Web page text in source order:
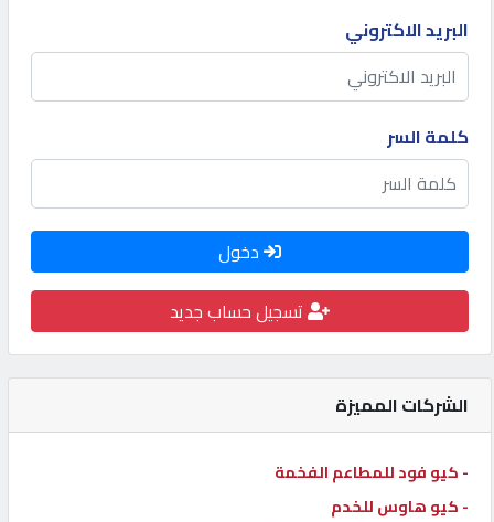
كيو
مزاد
كيو
نمبر
كارز
كيو
ماركت
القطري
البريد الاكتروني
كلمة السر
دخول
تسجيل حساب جديد
الشركات المميزة
- كيو فود للمطاعم الفخمة
- كيو هاوس للخدم